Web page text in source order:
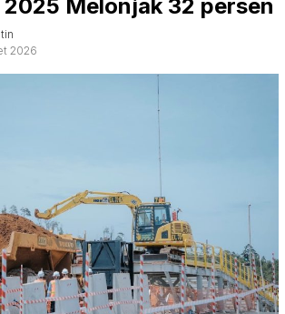
2025 Melonjak 32 persen
2026